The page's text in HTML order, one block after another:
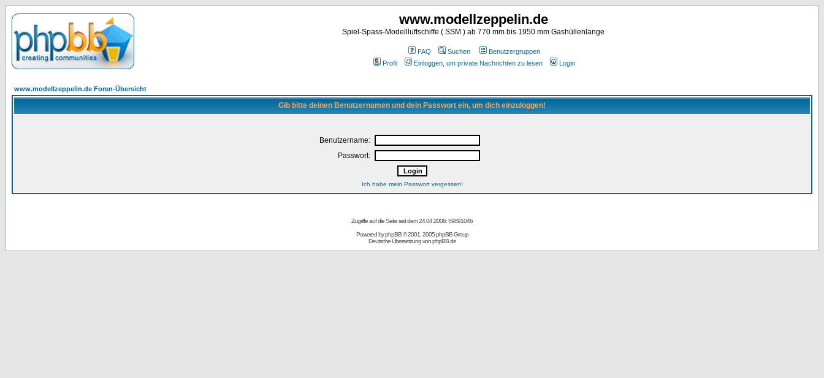
www.modellzeppelin.de
Spiel-Spass-Modellluftschiffe ( SSM ) ab 770 mm bis 1950 mm Gashüllenlänge
FAQ Suchen
Benutzergruppen
Profil
Einloggen, um private Nachrichten zu lesen Login
www.modellzeppelin.de Foren-Übersicht
Gib bitte deinen Benutzernamen und dein Passwort ein, um dich einzuloggen!
Benutzername:
Passwort:
Ich habe mein Passwort vergessen!
Zugriffe auf die Seite seit dem 24.04.2006: 59891046
Powered byphpBB© 2001, 2005 phpBB Group
Deutsche Übersetzung vonphpBB.de